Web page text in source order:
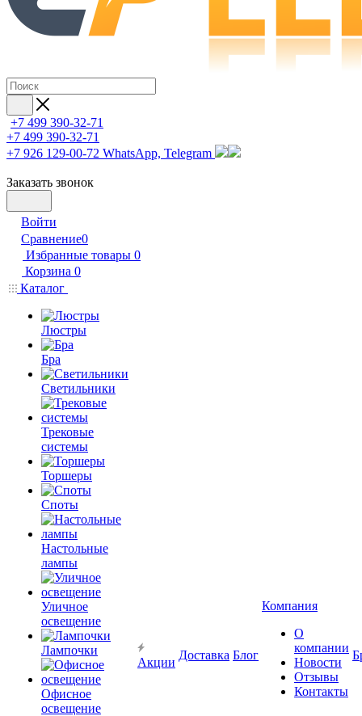
+7 499 390-32-71
+7 499 390-32-71
+7 926 129-00-72 WhatsApp, Telegram
Заказать звонок
Войти
Сравнение0
Избранные товары 0
Корзина 0
Каталог
Люстры
Бра
Светильники
Трековые
системы
Торшеры
Споты
Настольные
лампы
Уличное
освещение
Лампочки
Офисное
освещение
Акции
Доставка Блог
Компания
О
компании
Новости
Отзывы
Контакты